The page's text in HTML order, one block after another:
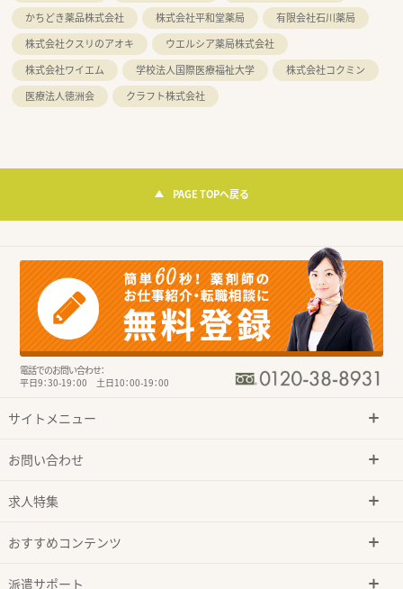
かちどき薬品株式会社
株式会社平和堂薬局
有限会社石川薬局
株式会社クスリのアオキ
ウエルシア薬局株式会社
株式会社ワイエム
学校法人国際医療福祉大学
株式会社コクミン
医療法人徳洲会
クラフト株式会社
PAGE TOPへ戻る
電話でのお問い合わせ：
平日9：30-19：00 土日10：00-19：00
サイトメニュー
お問い合わせ
求人特集
おすすめコンテンツ
派遣サポート